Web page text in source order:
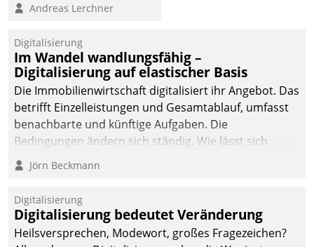
Softwareentwicklungshaus
Andreas Lerchner
Digitalisierung
Im Wandel wandlungsfähig –
Digitalisierung auf elastischer Basis
Die Immobilienwirtschaft digitalisiert ihr Angebot. Das
betrifft Einzelleistungen und Gesamtablauf, umfasst
benachbarte und künftige Aufgaben. Die
Bedingungen ändern sich ständig. Wie lässt sich
technisch die Kontrolle wahren und zugleich Freiraum
fürs Wachsen öffnen?
Jörn Beckmann
Digitalisierung
Digitalisierung bedeutet Veränderung
Heilsversprechen, Modewort, großes Fragezeichen?